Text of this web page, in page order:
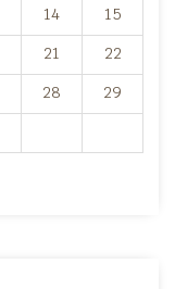
14
15
21
22
28
29